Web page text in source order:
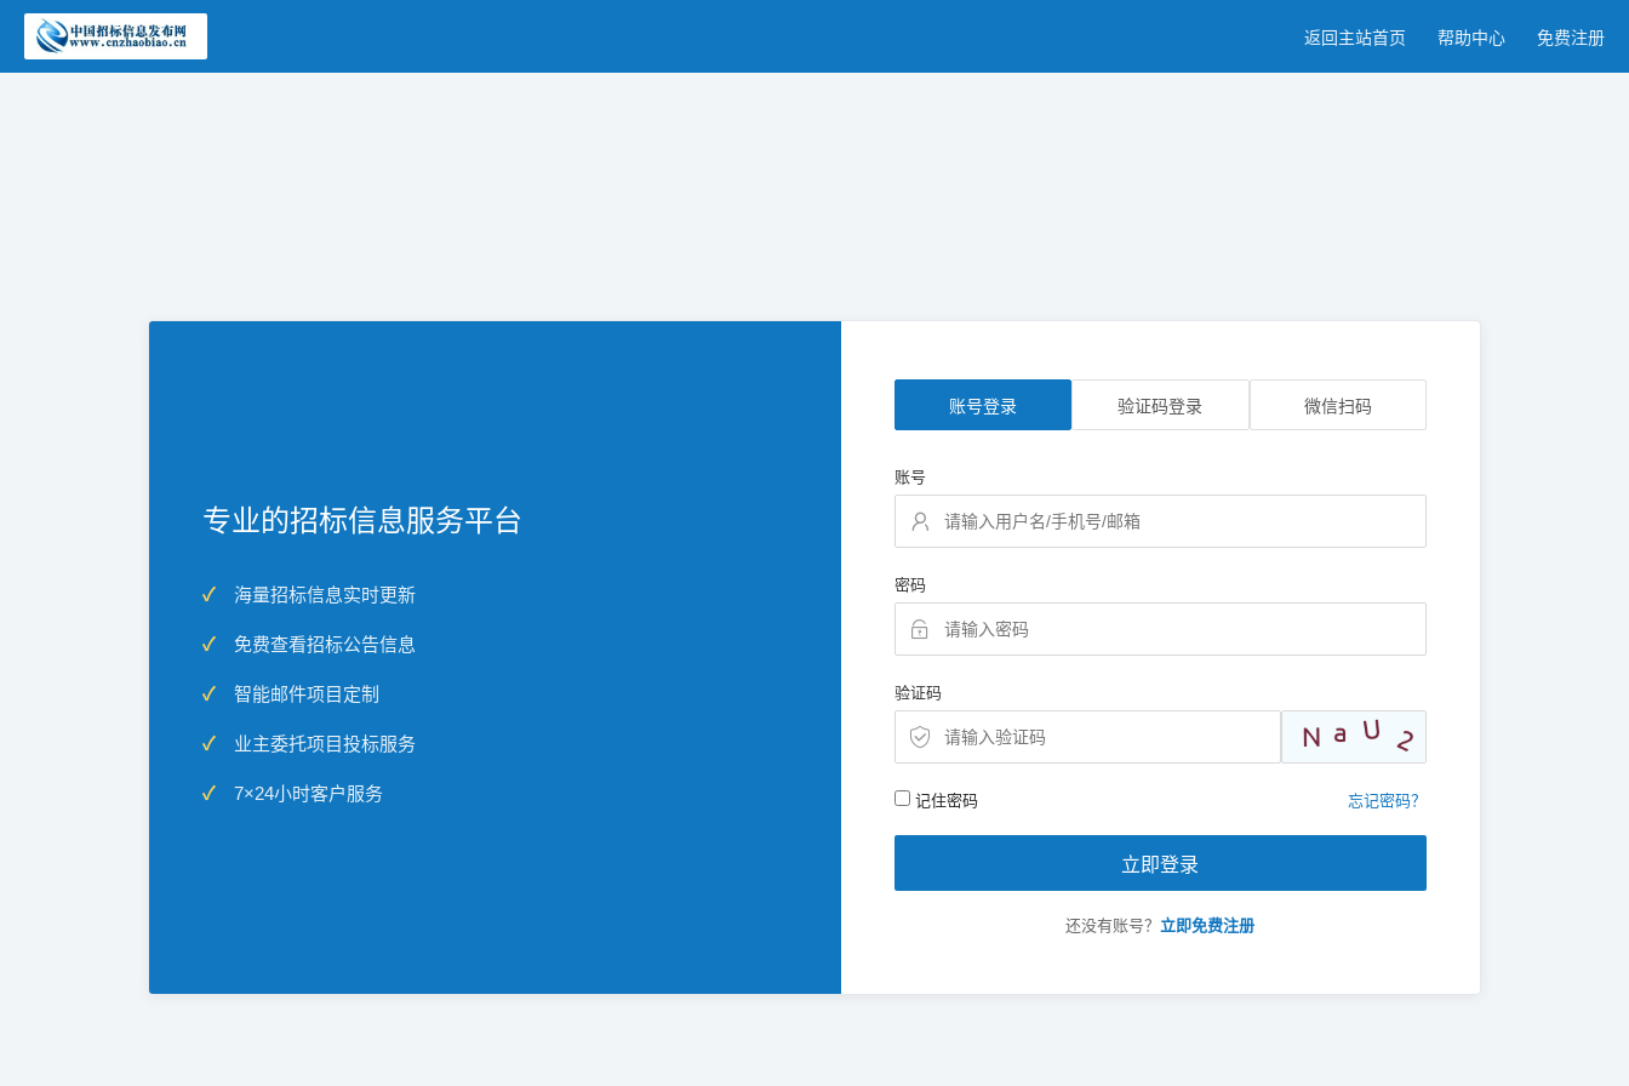
返回主站首页 帮助中心 免费注册
专业的招标信息服务平台
海量招标信息实时更新
免费查看招标公告信息
智能邮件项目定制
业主委托项目投标服务
7×24小时客户服务
账号登录 验证码登录 微信扫码
账号
密码
验证码
记住密码 忘记密码？
立即登录
还没有账号？ 立即免费注册